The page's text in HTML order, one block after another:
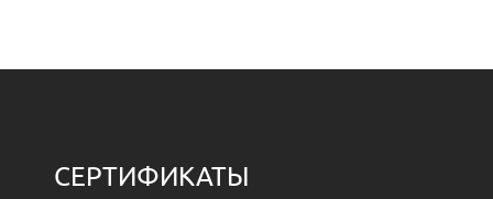
СЕРТИФИКАТЫ